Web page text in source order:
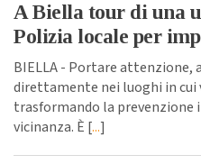
A Biella tour di una
Polizia locale per
BIELLA - Portare attenzione,
direttamente nei luoghi in cui
trasformando la prevenzione
vicinanza. È [...]